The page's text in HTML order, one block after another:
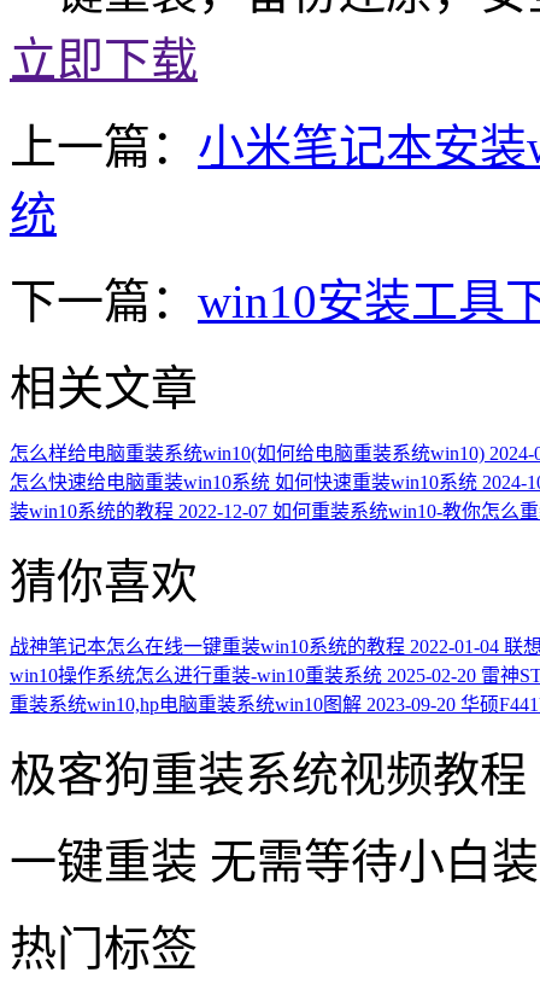
立即下载
上一篇： 小米笔记本安
统
下一篇： win10安装工具
相关文章
怎么样给电脑重装系统win10(如何给电脑重装系统win10) 2024-
怎么快速给电脑重装win10系统 如何快速重装win10系统 2024-
装win10系统的教程 2022-12-07 如何重装系统win10-教你怎么
猜你喜欢
战神笔记本怎么在线一键重装win10系统的教程 2022-01-04 联
win10操作系统怎么进行重装-win10重装系统 2025-02-20 雷神
重装系统win10,hp电脑重装系统win10图解 2023-09-20 华硕
极客狗重装系统视频教程
一键重装 无需等待小白
热门标签